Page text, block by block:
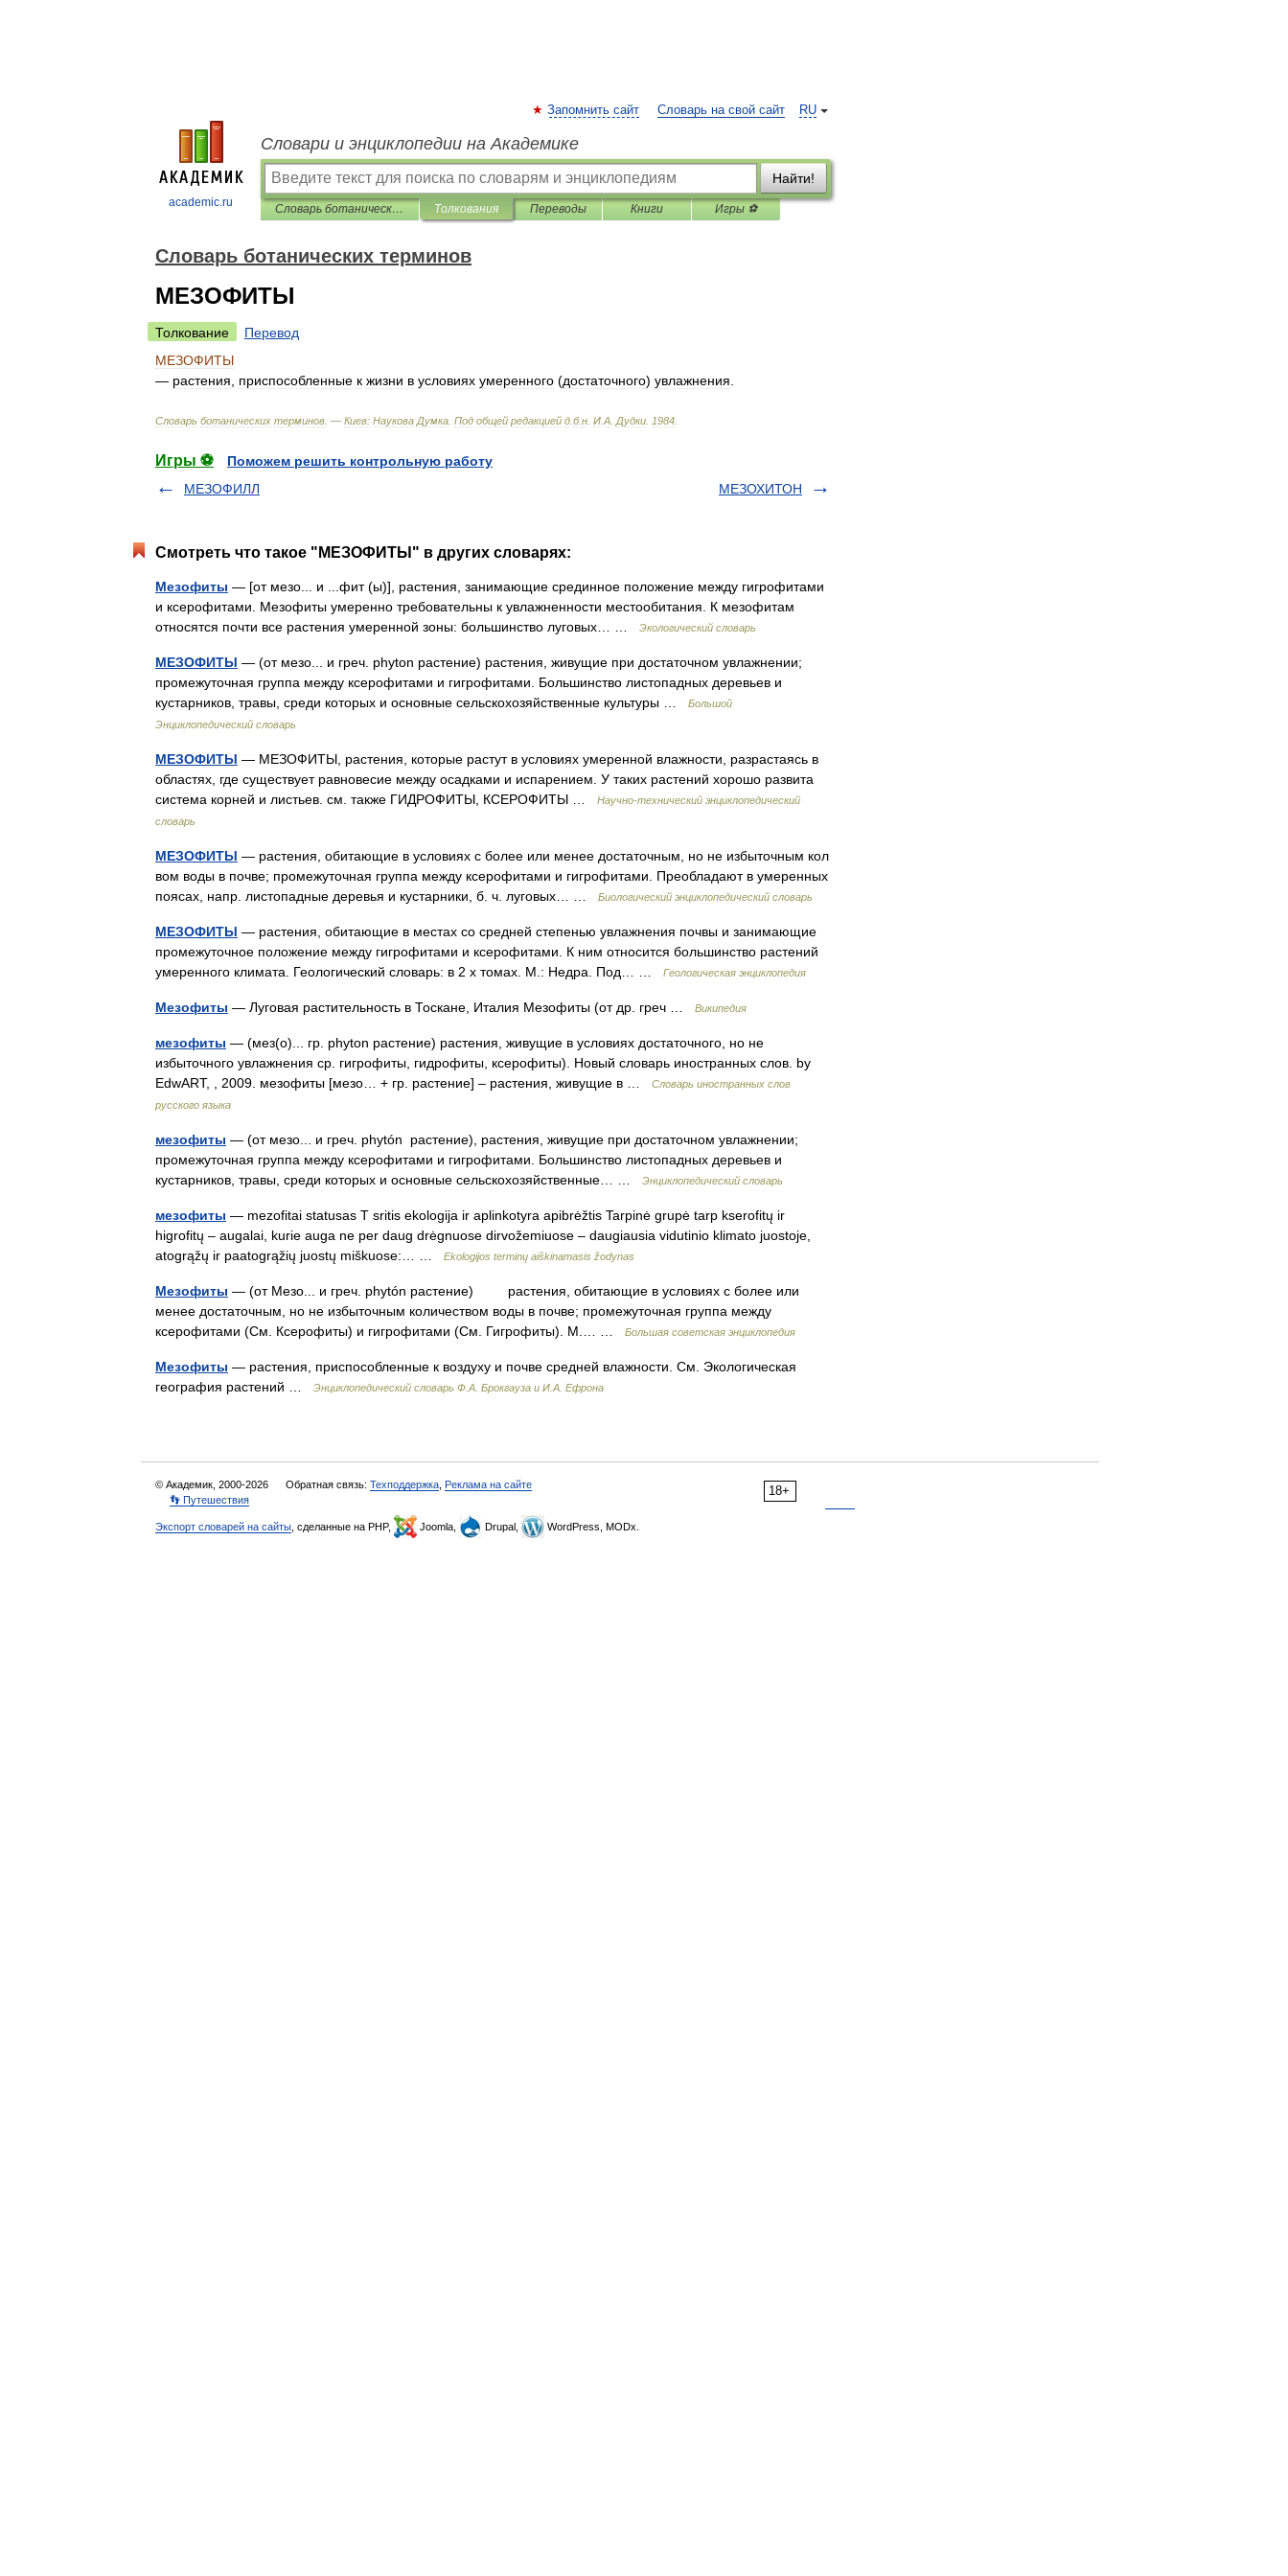
academic.ru
RU
Запомнить сайт Словарь на свой сайт
Словари и энциклопедии на Академике
Найти!
Словарь ботанических терминов Толкования Переводы Книги Игры ⚽
Словарь ботанических терминов
МЕЗОФИТЫ
Толкование
Перевод
МЕЗОФИТЫ
— растения приспособленные к жизни в условиях умеренного (достаточного) увлажнения
Словарь ботанических терминов . — Киев: Наукова Думка Под общей редакцией д б.н И А Дудки 1984
Игры ⚽
Поможем решить контрольную работу
МЕЗОФИЛЛ
МЕЗОХИТОН
Смотреть что такое "МЕЗОФИТЫ" в других словарях:
Мезофиты — [от мезо... и ...фит (ы)], растения, занимающие срединное положение между гигрофитами
и ксерофитами. Мезофиты умеренно требовательны к увлажненности местообитания. К мезофитам
относятся почти все растения умеренной зоны: большинство луговых… …
Экологический словарь
МЕЗОФИТЫ — (от мезо... и греч. phyton растение) растения, живущие при достаточном увлажнении;
промежуточная группа между ксерофитами и гигрофитами. Большинство листопадных деревьев и
кустарников, травы, среди которых и основные сельскохозяйственные культуры …
Большой
Энциклопедический словарь
МЕЗОФИТЫ — МЕЗОФИТЫ, растения, которые растут в условиях умеренной влажности, разрастаясь в
областях, где существует равновесие между осадками и испарением. У таких растений хорошо развита
система корней и листьев. см. также ГИДРОФИТЫ, КСЕРОФИТЫ …
Научно-технический энциклопедический
словарь
МЕЗОФИТЫ — растения, обитающие в условиях с более или менее достаточным, но не избыточным кол
вом воды в почве; промежуточная группа между ксерофитами и гигрофитами. Преобладают в умеренных
поясах, напр. листопадные деревья и кустарники, б. ч. луговых… …
Биологический энциклопедический словарь
МЕЗОФИТЫ — растения, обитающие в местах со средней степенью увлажнения почвы и занимающие
промежуточное положение между гигрофитами и ксерофитами. К ним относится большинство растений
умеренного климата. Геологический словарь: в 2 х томах. М.: Недра. Под… …
Геологическая энциклопедия
Мезофиты — Луговая растительность в Тоскане, Италия Мезофиты (от др. греч … Википедия
мезофиты — (мез(о)... гр. phyton растение) растения, живущие в условиях достаточного, но не
избыточного увлажнения ср. гигрофиты, гидрофиты, ксерофиты). Новый словарь иностранных слов. by
EdwART, , 2009. мезофиты [мезо… + гр. растение] – растения, живущие в …
Словарь иностранных слов
русского языка
мезофиты — (от мезо... и греч. phytón растение), растения, живущие при достаточном увлажнении;
промежуточная группа между ксерофитами и гигрофитами. Большинство листопадных деревьев и
кустарников, травы, среди которых и основные сельскохозяйственные… …
Энциклопедический словарь
мезофиты — mezofitai statusas T sritis ekologija ir aplinkotyra apibrėžtis Tarpinė grupė tarp kserofitų ir
higrofitų – augalai, kurie auga ne per daug drėgnuose dirvožemiuose – daugiausia vidutinio klimato juostoje,
atogrąžų ir paatogrąžių juostų miškuose:… …
Ekologijos terminų aiškinamasis žodynas
Мезофиты — (от Мезо... и греч. phytón растение) растения, обитающие в условиях с более или
менее достаточным, но не избыточным количеством воды в почве; промежуточная группа между
ксерофитами (См. Ксерофиты) и гигрофитами (См. Гигрофиты). М.… …
Большая советская энциклопедия
Мезофиты — растения, приспособленные к воздуху и почве средней влажности. См. Экологическая
география растений …
Энциклопедический словарь Ф.А. Брокгауза и И.А. Ефрона
18+
© Академик, 2000-2026 Обратная связь: Техподдержка Реклама на сайте
👣 Путешествия
Экспорт словарей на сайты , сделанные на PHP, Joomla, Drupal, WordPress, MODx.